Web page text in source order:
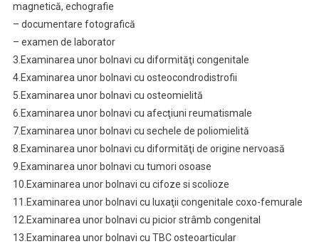
magnetică, echografie
– documentare fotografică
– examen de laborator
3.Examinarea unor bolnavi cu diformităţi congenitale
4.Examinarea unor bolnavi cu osteocondrodistrofii
5.Examinarea unor bolnavi cu osteomielită
6.Examinarea unor bolnavi cu afecţiuni reumatismale
7.Examinarea unor bolnavi cu sechele de poliomielită
8.Examinarea unor bolnavi cu diformităţi de origine nervoasă
9.Examinarea unor bolnavi cu tumori osoase
10.Examinarea unor bolnavi cu cifoze si scolioze
11.Examinarea unor bolnavi cu luxaţii congenitale coxo-femurale
12.Examinarea unor bolnavi cu picior strâmb congenital
13.Examinarea unor bolnavi cu TBC osteoarticular